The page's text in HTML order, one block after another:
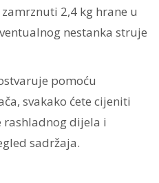
2,4 kg hrane u
nestanka struje
pomoću
svakako ćete cijeniti
dijela i
sadržaja.